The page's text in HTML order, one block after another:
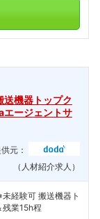
送機器トップク
ージェントサ
元：
（人材紹介求人）
経験可 搬送機器ト
残業15h程